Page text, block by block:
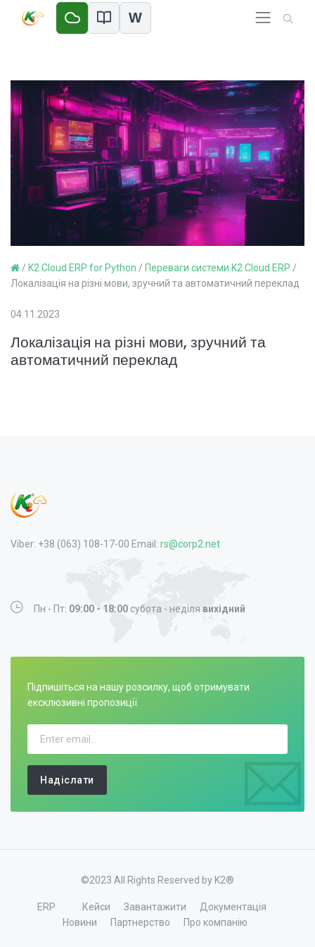
W
/ K2 Cloud ERP for Python / Переваги системи K2 Cloud ERP /
Локалізація на різні мови, зручний та автоматичний переклад
04.11.2023
Локалізація на різні мови, зручний та
автоматичний переклад
Viber: +38 (063) 108-17-00 Email: rs@corp2.net
Пн - Пт: 09:00 - 18:00 субота - неділя вихідний
Підпишіться на нашу розсилку, щоб отримувати
ексклюзивні пропозиції.
Надіслати
©2023 All Rights Reserved by K2®
ERP Кейси Завантажити
Документація
Новини
Партнерство Про компанію